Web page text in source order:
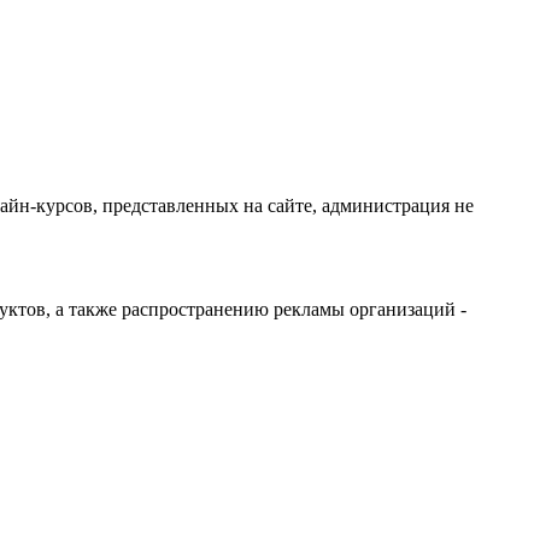
курсов, представленных на сайте, администрация не
а также распространению рекламы организаций -